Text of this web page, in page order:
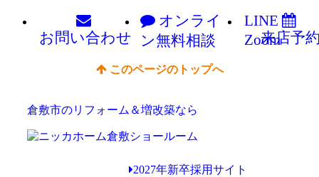
お問い合わせ
オンライ
ン無料相談
LINE
Zoom
来店予
このページのトップへ
倉敷市のリフォーム＆増改築なら
2027年新卒採用サイト